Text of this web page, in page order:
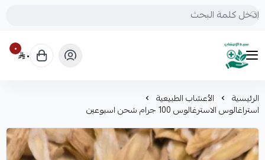
mrs.grasses
٠ ٠
الرئيسية الأعشاب الطبيعية
استراغالوس الاسترغالوس 100 جرام شحن اسبوعين